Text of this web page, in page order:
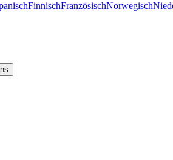
FinnischFranzösischNorwegisch